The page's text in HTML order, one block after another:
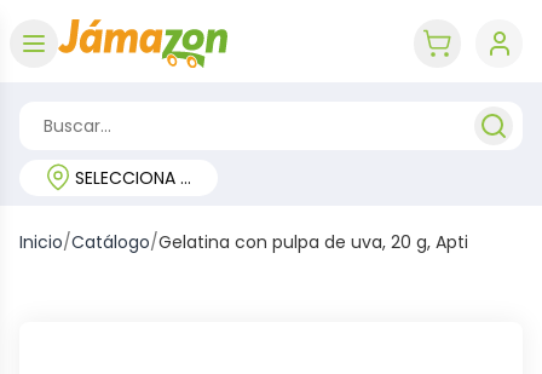
SELECCIONA TU REGIÓN
Inicio/Catálogo/Gelatina con pulpa de uva, 20 g, Apti